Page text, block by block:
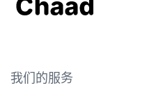
我们的服务